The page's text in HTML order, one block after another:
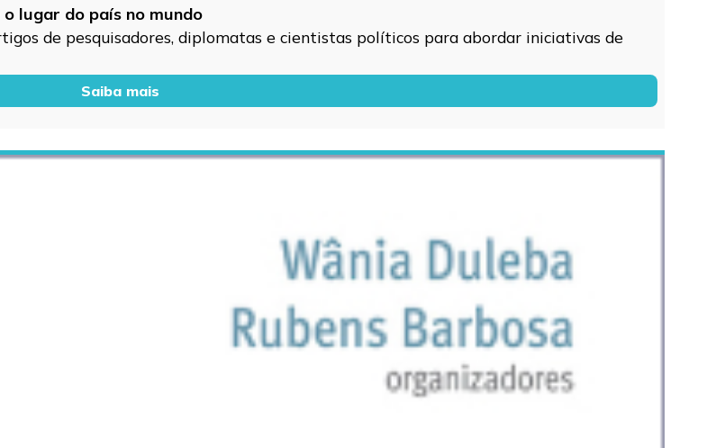
lugar do país no mundo
de pesquisadores, diplomatas e cientistas políticos para abordar iniciativas de
Saiba mais